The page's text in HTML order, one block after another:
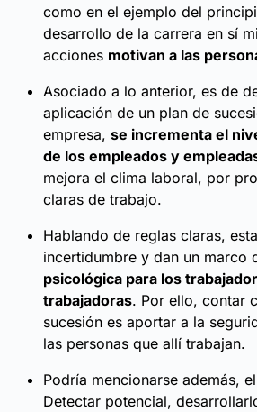
como en el ejemplo del
desarrollo de la carrera en sí
acciones motivan a las
Asociado a lo anterior, es de
aplicación de un plan de
empresa, se incrementa el
de los empleados y
mejora el clima laboral, por
claras de trabajo.
Hablando de reglas claras,
incertidumbre y dan un marco
psicológica para los
trabajadoras. Por ello, contar
sucesión es aportar a la
las personas que allí trabajan.
Podría mencionarse además, el
Detectar potencial,